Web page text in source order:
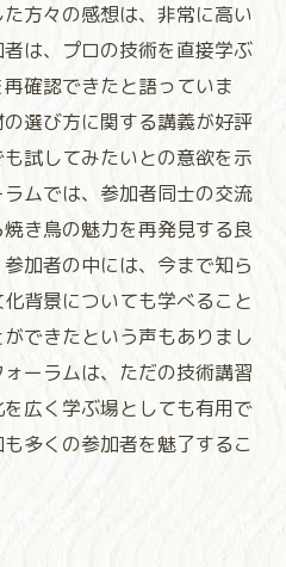
方々の感想は、非常に高い
は、プロの技術を直接学ぶ
確認できたと語っていま
選び方に関する講義が好評
試してみたいとの意欲を示
ムでは、参加者同士の交流
き鳥の魅力を再発見する良
加者の中には、今まで知ら
背景についても学べること
できたという声もありまし
ーラムは、ただの技術講習
広く学ぶ場としても有用で
多くの参加者を魅了するこ